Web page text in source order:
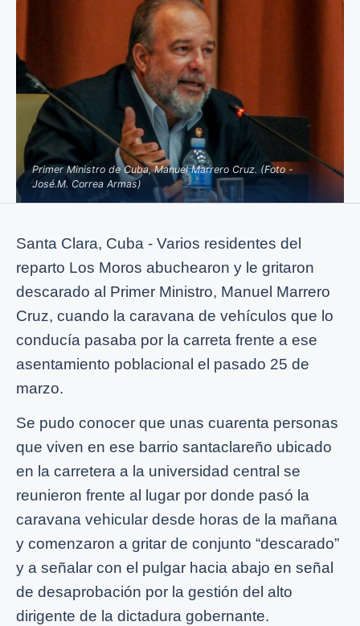
Primer Ministro de Cuba, Manuel Marrero Cruz. (Foto -
José.M. Correa Armas)
Santa Clara, Cuba - Varios residentes del
reparto Los Moros abuchearon y le gritaron
descarado al Primer Ministro, Manuel Marrero
Cruz, cuando la caravana de vehículos que lo
conducía pasaba por la carreta frente a ese
asentamiento poblacional el pasado 25 de
marzo.
Se pudo conocer que unas cuarenta personas
que viven en ese barrio santaclareño ubicado
en la carretera a la universidad central se
reunieron frente al lugar por donde pasó la
caravana vehicular desde horas de la mañana
y comenzaron a gritar de conjunto “descarado”
y a señalar con el pulgar hacia abajo en señal
de desaprobación por la gestión del alto
dirigente de la dictadura gobernante.